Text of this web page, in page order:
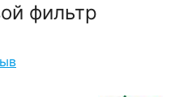
фильтр